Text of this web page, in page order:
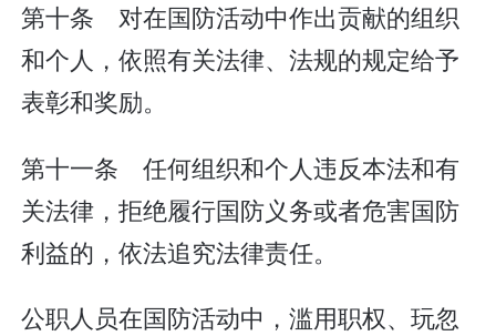
第十条 对在国防活动中作出贡献的组织
和个人，依照有关法律、法规的规定给予
表彰和奖励。
第十一条 任何组织和个人违反本法和有
关法律，拒绝履行国防义务或者危害国防
利益的，依法追究法律责任。
公职人员在国防活动中，滥用职权、玩忽